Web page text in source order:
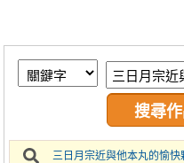
繪圖藝廊
交流中心
攤位轉讓區
會員功能選單
三日月宗近與他本丸的愉快